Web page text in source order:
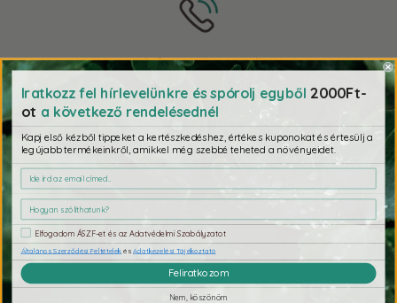
Telefonos támogatás
+36 30 495 5761
Hétfő - csütörtök: 10:00 - 16:00
Péntek: 10:00 - 14:00
Bemutatkozik a Gardino
Kertészkedj velünk és levesszük a válladról a terhet!
Iratkozz fel hírlevelünkre és spórolj egyből 2000Ft-
ot a következő rendelésednél
Kapj első kézből tippeket a kertészkedéshez, értékes kuponokat és értesülj a
legújabb termékeinkről, amikkel még szebbé teheted a növényeidet.
Elfogadom ÁSZF-et és az Adatvédelmi Szabályzatot
Általános Szerződési FeltételekésAdatkezelési Tájékoztató
Feliratkozom
Nem, köszönöm